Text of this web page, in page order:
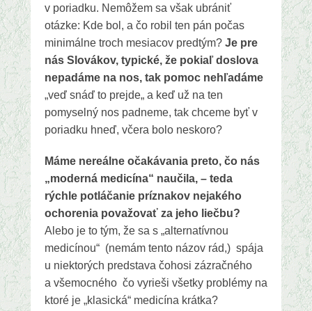
v poriadku. Nemôžem sa však ubrániť
otázke: Kde bol, a čo robil ten pán počas
minimálne troch mesiacov predtým? Je pre
nás Slovákov, typické, že pokiaľ doslova
nepadáme na nos, tak pomoc nehľadáme
„veď snáď to prejde„ a keď už na ten
pomyselný nos padneme, tak chceme byť v
poriadku hneď, včera bolo neskoro?
Máme nereálne očakávania preto, čo nás
„moderná medicína“ naučila, – teda
rýchle potláčanie príznakov nejakého
ochorenia považovať za jeho liečbu?
Alebo je to tým, že sa s „alternatívnou
medicínou“ (nemám tento názov rád,) spája
u niektorých predstava čohosi zázračného
a všemocného čo vyrieši všetky problémy na
ktoré je „klasická“ medicína krátka?